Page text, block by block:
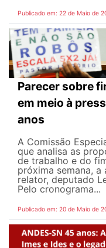
Publicado em: 22 de Maio de
Parecer sobre
em meio à
anos
A Comissão
que analisa as
de trabalho e do
próxima semana,
relator, deputado
Pelo cronograma...
Publicado em: 20 de Maio de